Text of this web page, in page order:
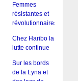
Femmes
résistantes et
révolutionnaires
Chez Haribo la
lutte continue
Sur les bords
de la Lyna et